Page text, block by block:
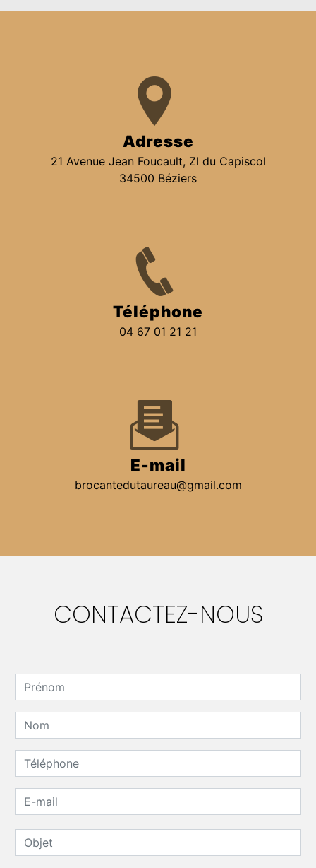
Adresse
21 Avenue Jean Foucault, ZI du Capiscol
34500 Béziers
Téléphone
04 67 01 21 21
E-mail
brocantedutaureau@gmail.com
CONTACTEZ-NOUS